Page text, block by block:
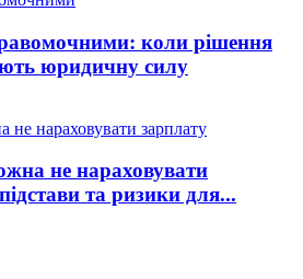
коли рішення
юридичну силу
не нараховувати
та ризики для...